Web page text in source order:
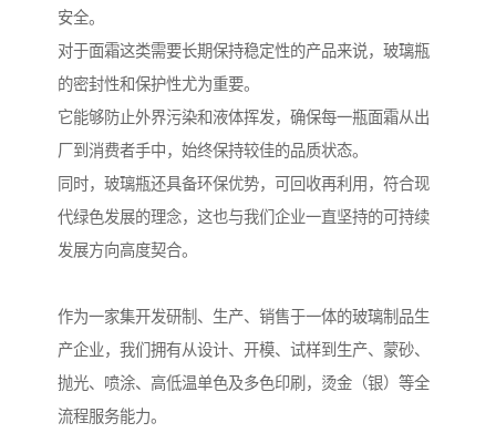
安全。
对于面霜这类需要长期保持稳定性的产品来说，玻璃瓶
的密封性和保护性尤为重要。
它能够防止外界污染和液体挥发，确保每一瓶面霜从出
厂到消费者手中，始终保持较佳的品质状态。
同时，玻璃瓶还具备环保优势，可回收再利用，符合现
代绿色发展的理念，这也与我们企业一直坚持的可持续
发展方向高度契合。
作为一家集开发研制、生产、销售于一体的玻璃制品生
产企业，我们拥有从设计、开模、试样到生产、蒙砂、
抛光、喷涂、高低温单色及多色印刷，烫金（银）等全
流程服务能力。